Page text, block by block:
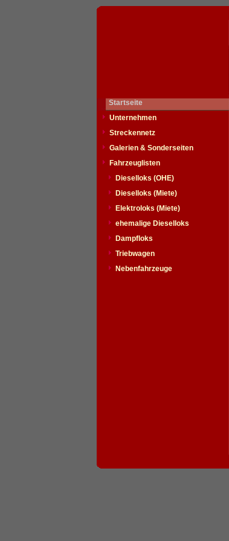
Startseite
Unternehmen
Streckennetz
Galerien & Sonderseiten
Fahrzeuglisten
Dieselloks (OHE)
Dieselloks (Miete)
Elektroloks (Miete)
ehemalige Dieselloks
Dampfloks
Triebwagen
Nebenfahrzeuge